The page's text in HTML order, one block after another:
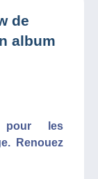
de
album
les
Renouez